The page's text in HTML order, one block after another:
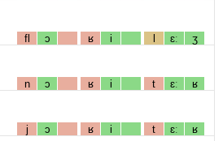
fl ɔ ʁ i l ɛː ʒ
n ɔ ʁ i t ɛː ʁ
j ɔ ʁ i t ɛː ʁ